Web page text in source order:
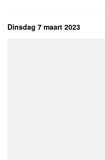
Dinsdag 7 maart 2023